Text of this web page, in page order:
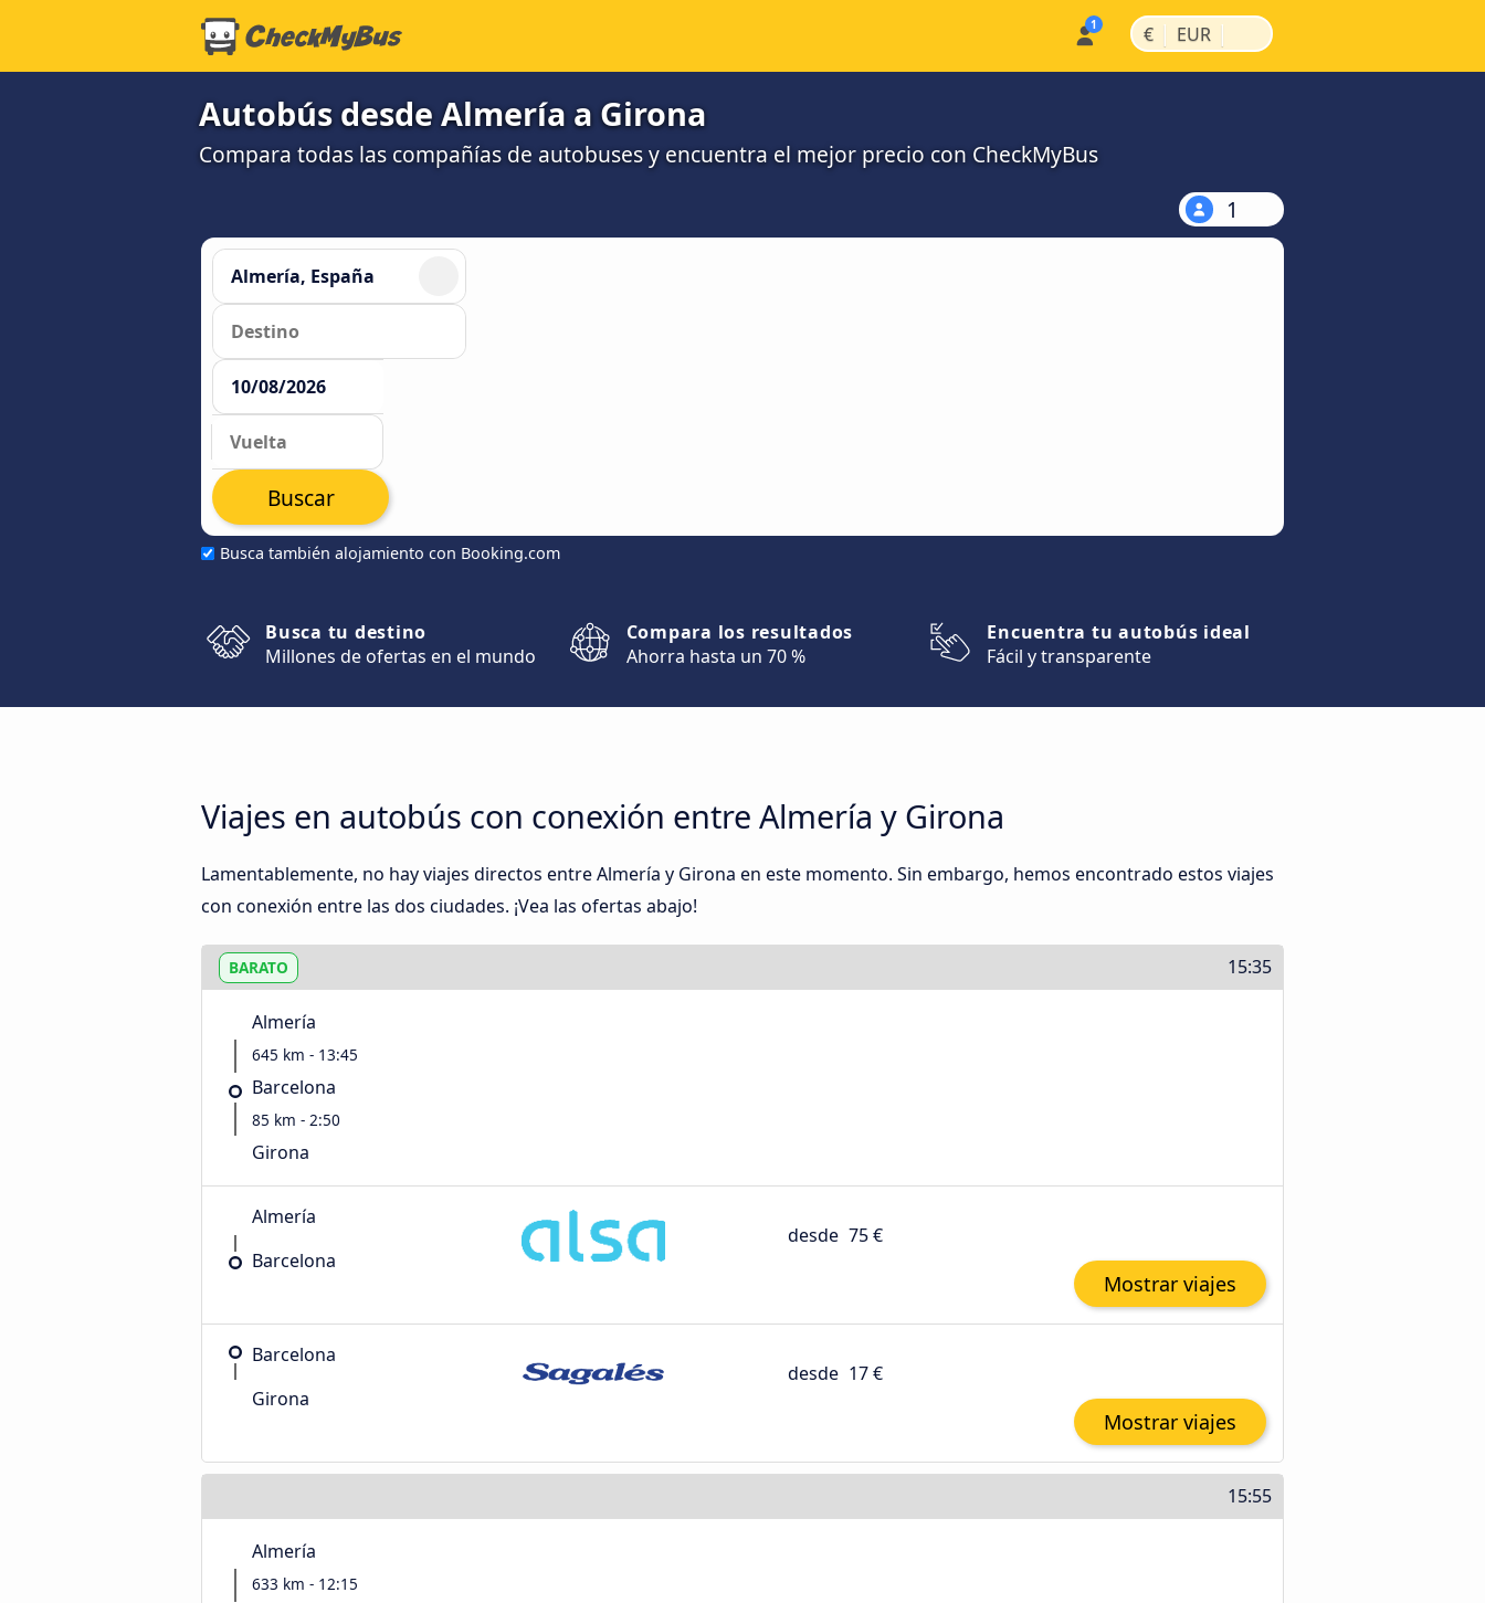
€ | EUR |
Autobús desde Almería a Girona
Compara todas las compañías de autobuses y encuentra el mejor precio con CheckMyBus
1
Busca también alojamiento con Booking.com
Buscar
Busca tu destino
Millones de ofertas en el mundo
Compara los resultados
Ahorra hasta un 70 %
Encuentra tu autobús ideal
Fácil y transparente
Viajes en autobús con conexión entre Almería y Girona
Lamentablemente, no hay viajes directos entre Almería y Girona en este momento. Sin embargo, hemos encontrado estos viajes
con conexión entre las dos ciudades. ¡Vea las ofertas abajo!
BARATO 15:35
Almería
645 km - 13:45
Barcelona
85 km - 2:50
Girona
Almería
Barcelona
desde 75 €
Mostrar viajes
Barcelona
Girona
desde 17 €
Mostrar viajes
15:55
Almería
633 km - 12:15